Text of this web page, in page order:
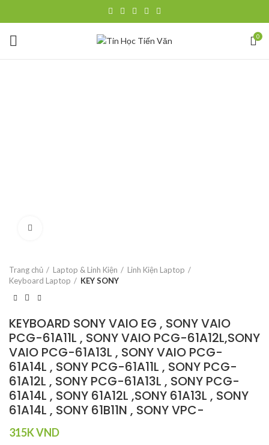
0
Trang chủ Laptop & Linh Kiện
Linh Kiện Laptop
Keyboard Laptop
KEY SONY
KEYBOARD SONY VAIO EG , SONY VAIO
PCG-61A11L , SONY VAIO PCG-61A12L,SONY
VAIO PCG-61A13L , SONY VAIO PCG-
61A14L , SONY PCG-61A11L , SONY PCG-
61A12L , SONY PCG-61A13L , SONY PCG-
61A14L , SONY 61A12L ,SONY 61A13L , SONY
61A14L , SONY 61B11N , SONY VPC-
315KVND